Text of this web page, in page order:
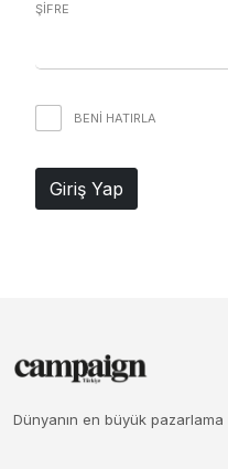
ŞİFRE
BENI HATIRLA
Giriş Yap
Dünyanın en büyük